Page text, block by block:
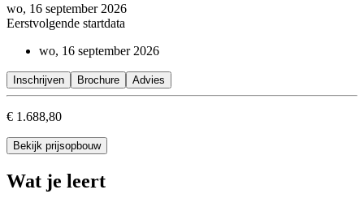
wo, 16 september 2026
Eerstvolgende startdata
wo, 16 september 2026
Inschrijven Brochure Advies
€ 1.688,80
Bekijk prijsopbouw
Wat je leert